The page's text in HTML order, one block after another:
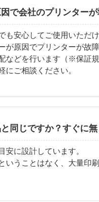
で会社のプリンター
も安心してご使用いただ
が原因でプリンターが故
などを行います（※保証
にご相談ください。
同じですか？すぐに無
安に設計しています。
いうことはなく、大量